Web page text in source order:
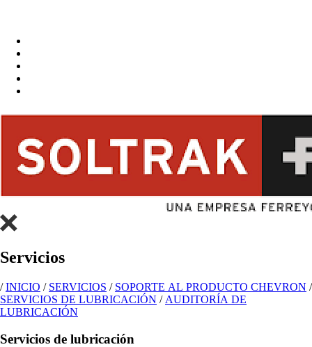
Servicios
/INICIO / SERVICIOS / SOPORTE AL PRODUCTO CHEVRON /
SERVICIOS DE LUBRICACIÓN / AUDITORÍA DE
LUBRICACIÓN
Servicios de lubricación